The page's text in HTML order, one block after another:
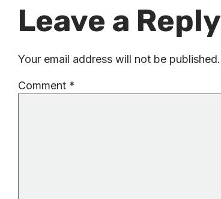
Leave a Reply
Your email address will not be published.
Comment *